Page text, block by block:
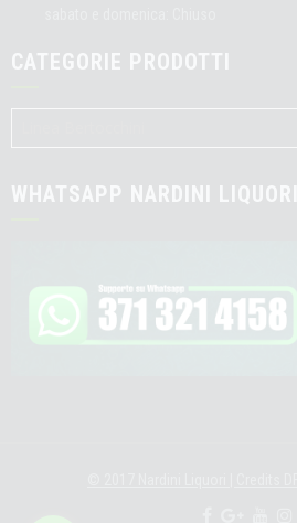
CATEGORIE PRODOTTI
WHATSAPP NARDINI LIQUORI